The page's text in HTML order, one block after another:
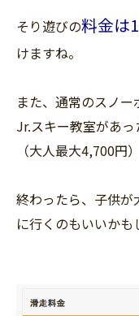
そり遊びの料金は
けますね。
また、通常のスノー
Jr.スキー教室があっ
（大人最大4,700円）
終わったら、子供
に行くのもいいかも